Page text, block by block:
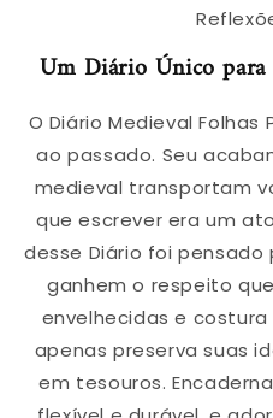
Um Diário Único para
O Diário Medieval
ao passado. Seu
medieval transportam
que escrever era um
desse Diário foi
ganhem o respeito
envelhecidas e
apenas preserva suas
em tesouros.